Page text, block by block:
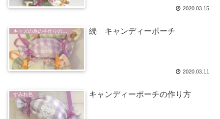
2020.03.15
続 キャンディーポーチ
2020.03.11
すみれ色 キャンディーポーチの作り方